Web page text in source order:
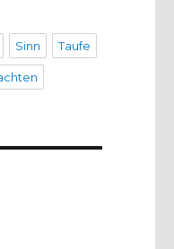
Sinn Taufe